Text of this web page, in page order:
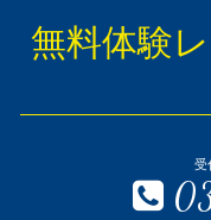
無料体験
受